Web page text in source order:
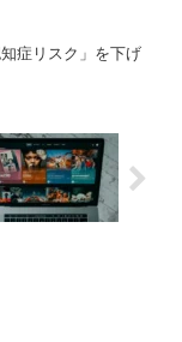
症リスク」を下げ